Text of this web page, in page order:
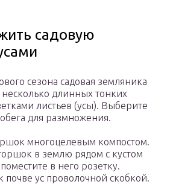
садовую
сезона садовая земляника
длинных тонких
листьев (усы). Выберите
для размножения.
многоцелевым компостом.
в землю рядом с кустом
в него розетку.
почве ус проволочной скобкой.